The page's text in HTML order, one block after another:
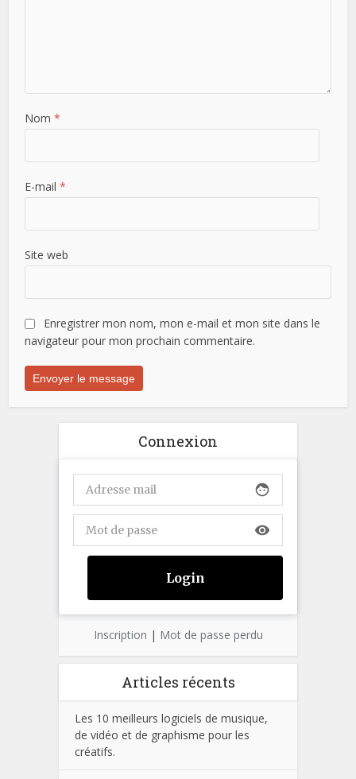
Nom*
E-mail*
Site web
Enregistrer mon nom, mon e-mail et mon site dans le
navigateur pour mon prochain commentaire.
Connexion
face
visibility
Inscription | Mot de passe perdu
Articles récents
Les 10 meilleurs logiciels de musique,
de vidéo et de graphisme pour les
créatifs.